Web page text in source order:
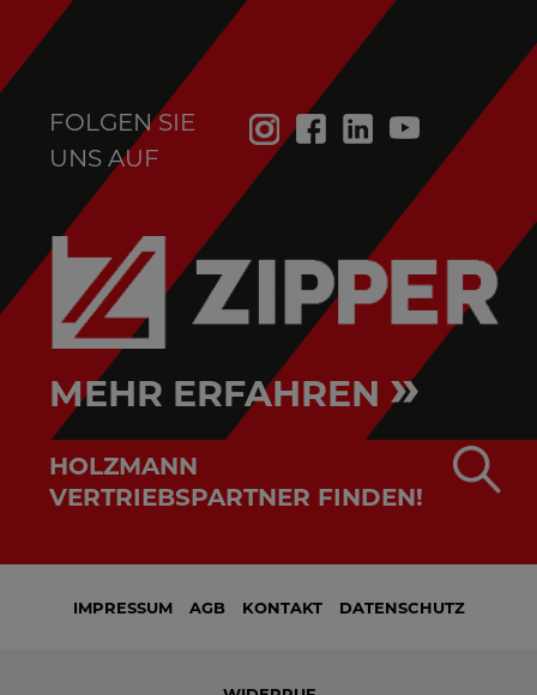
FOLGEN SIE
UNS AUF
MEHR ERFAHREN »
HOLZMANN
VERTRIEBSPARTNER FINDEN!
IMPRESSUM AGB KONTAKT DATENSCHUTZ